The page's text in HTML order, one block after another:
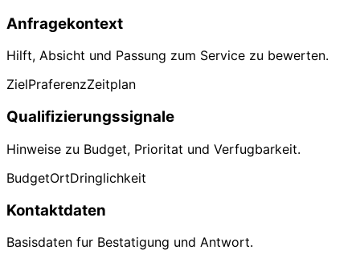
Anfragekontext
Hilft, Absicht und Passung zum Service zu bewerten.
ZielPraferenzZeitplan
Qualifizierungssignale
Hinweise zu Budget, Prioritat und Verfugbarkeit.
BudgetOrtDringlichkeit
Kontaktdaten
Basisdaten fur Bestatigung und Antwort.